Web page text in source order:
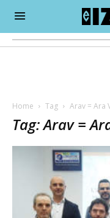
Home Tag Arav = Ara
Tag: Arav =